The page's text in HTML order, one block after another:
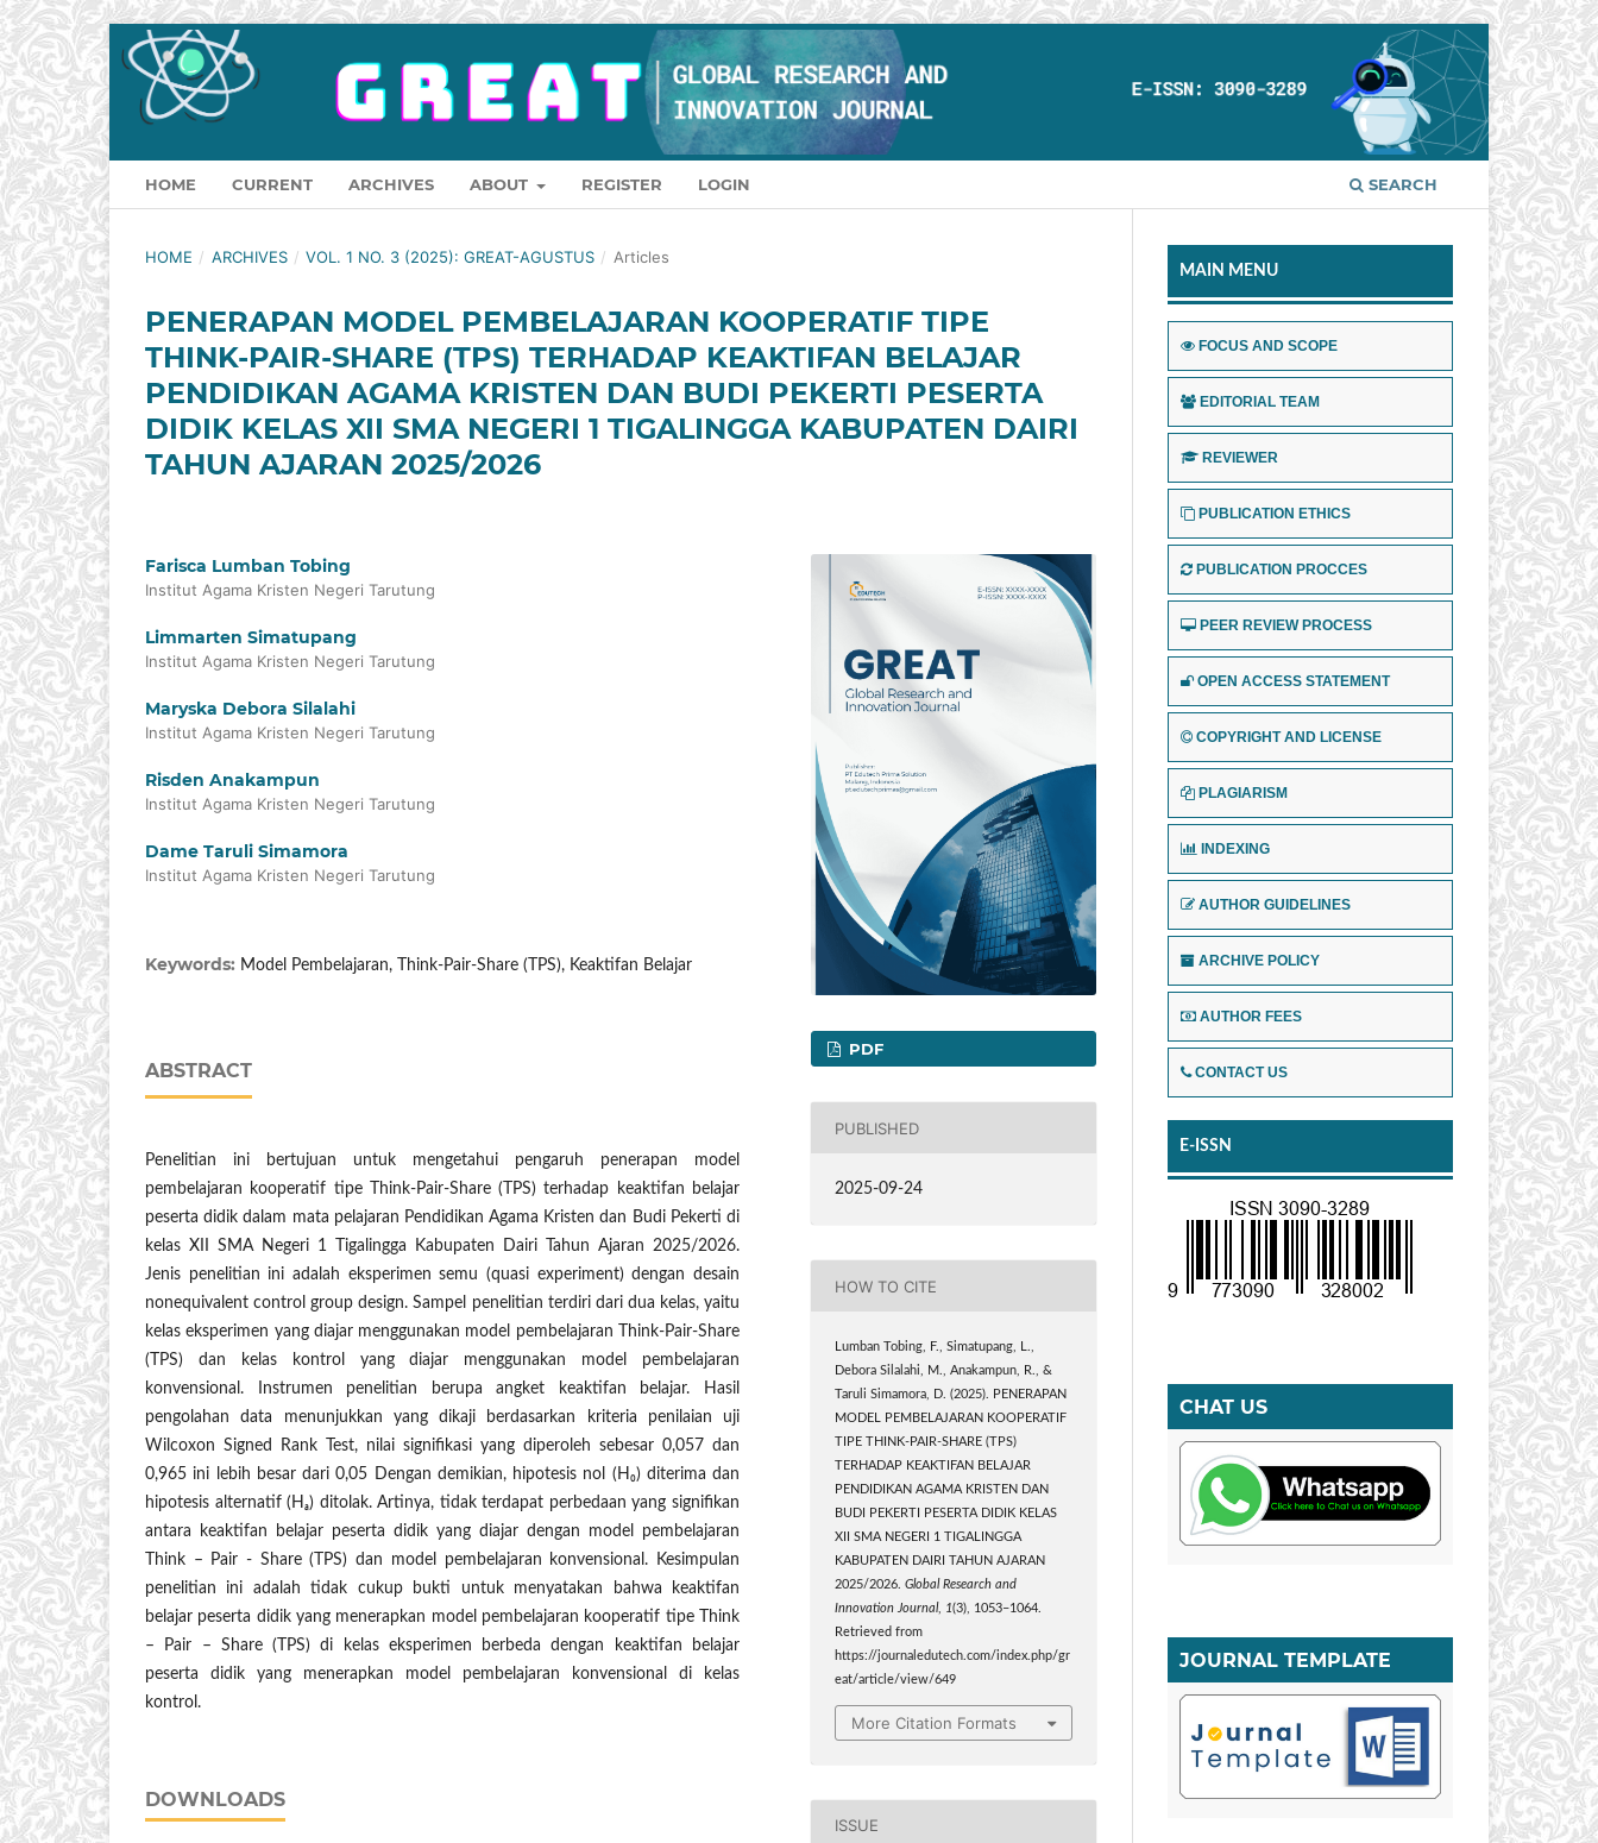
HOME CURRENT ARCHIVES ABOUT REGISTER LOGIN SEARCH
HOME / ARCHIVES / VOL. 1 NO. 3 (2025): GREAT-AGUSTUS / Articles
PENERAPAN MODEL PEMBELAJARAN KOOPERATIF TIPE
THINK-PAIR-SHARE (TPS) TERHADAP KEAKTIFAN BELAJAR
PENDIDIKAN AGAMA KRISTEN DAN BUDI PEKERTI PESERTA
DIDIK KELAS XII SMA NEGERI 1 TIGALINGGA KABUPATEN DAIRI
TAHUN AJARAN 2025/2026
Farisca Lumban Tobing
Institut Agama Kristen Negeri Tarutung
Limmarten Simatupang
Institut Agama Kristen Negeri Tarutung
Maryska Debora Silalahi
Institut Agama Kristen Negeri Tarutung
Risden Anakampun
Institut Agama Kristen Negeri Tarutung
Dame Taruli Simamora
Institut Agama Kristen Negeri Tarutung
Keywords: Model Pembelajaran, Think-Pair-Share (TPS), Keaktifan Belajar
ABSTRACT
Penelitian ini bertujuan untuk mengetahui pengaruh penerapan model
pembelajaran kooperatif tipe Think-Pair-Share (TPS) terhadap keaktifan belajar
peserta didik dalam mata pelajaran Pendidikan Agama Kristen dan Budi Pekerti di
kelas XII SMA Negeri 1 Tigalingga Kabupaten Dairi Tahun Ajaran 2025/2026.
Jenis penelitian ini adalah eksperimen semu (quasi experiment) dengan desain
nonequivalent control group design. Sampel penelitian terdiri dari dua kelas, yaitu
kelas eksperimen yang diajar menggunakan model pembelajaran Think-Pair-Share
(TPS) dan kelas kontrol yang diajar menggunakan model pembelajaran
konvensional. Instrumen penelitian berupa angket keaktifan belajar. Hasil
pengolahan data menunjukkan yang dikaji berdasarkan kriteria penilaian uji
Wilcoxon Signed Rank Test, nilai signifikasi yang diperoleh sebesar 0,057 dan
0,965 ini lebih besar dari 0,05 Dengan demikian, hipotesis nol (H₀) diterima dan
hipotesis alternatif (Hₐ) ditolak. Artinya, tidak terdapat perbedaan yang signifikan
antara keaktifan belajar peserta didik yang diajar dengan model pembelajaran
Think – Pair - Share (TPS) dan model pembelajaran konvensional. Kesimpulan
penelitian ini adalah tidak cukup bukti untuk menyatakan bahwa keaktifan
belajar peserta didik yang menerapkan model pembelajaran kooperatif tipe Think
– Pair – Share (TPS) di kelas eksperimen berbeda dengan keaktifan belajar
peserta didik yang menerapkan model pembelajaran konvensional di kelas
kontrol.
DOWNLOADS
PDF
PUBLISHED
2025-09-24
HOW TO CITE
Lumban Tobing, F., Simatupang, L.,
Debora Silalahi, M., Anakampun, R., &
Taruli Simamora, D. (2025). PENERAPAN
MODEL PEMBELAJARAN KOOPERATIF
TIPE THINK-PAIR-SHARE (TPS)
TERHADAP KEAKTIFAN BELAJAR
PENDIDIKAN AGAMA KRISTEN DAN
BUDI PEKERTI PESERTA DIDIK KELAS
XII SMA NEGERI 1 TIGALINGGA
KABUPATEN DAIRI TAHUN AJARAN
2025/2026.Global Research and
Innovation Journal, 1(3), 1053–1064.
Retrieved from
https://journaledutech.com/index.php/gr
eat/article/view/649
More Citation Formats
ISSUE
MAIN MENU
FOCUS AND SCOPE
EDITORIAL TEAM
REVIEWER
PUBLICATION ETHICS
PUBLICATION PROCCES
PEER REVIEW PROCESS
OPEN ACCESS STATEMENT
COPYRIGHT AND LICENSE
PLAGIARISM
INDEXING
AUTHOR GUIDELINES
ARCHIVE POLICY
AUTHOR FEES
CONTACT US
E-ISSN
CHAT US
JOURNAL TEMPLATE